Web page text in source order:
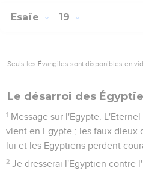
dès qu'on le mentionnera
frayeur à cause de la décision
l’univers, a prise contre elle.
18 Ce jour-là, il y aura cinq villes
langue de Canaan et qui
maître de l’univers. L’une